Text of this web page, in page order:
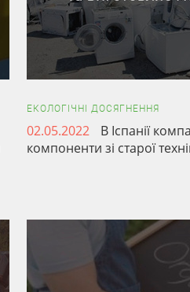
ЕКОЛОГІЧНІ ДОСЯГНЕННЯ
02.05.2022
В Іспанії
компоненти зі старої